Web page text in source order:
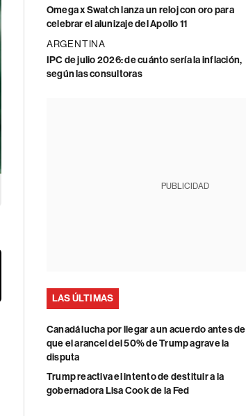
Omega x Swatch lanza un reloj con oro para
celebrar el alunizaje del Apollo 11
ARGENTINA
IPC de julio 2026: de cuánto sería la inflación,
según las consultoras
PUBLICIDAD
LAS ÚLTIMAS
Canadá lucha por llegar a un acuerdo antes de
que el arancel del 50% de Trump agrave la
disputa
Trump reactiva el intento de destituir a la
gobernadora Lisa Cook de la Fed